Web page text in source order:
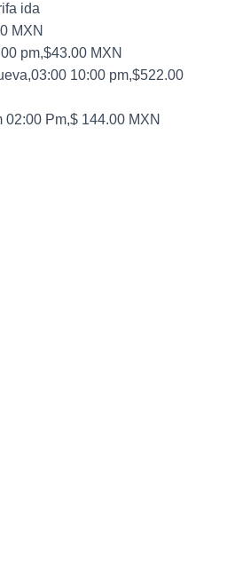
ida
MXN
pm,$43.00 MXN
10:00 pm,$522.00
02:00 Pm,$ 144.00 MXN